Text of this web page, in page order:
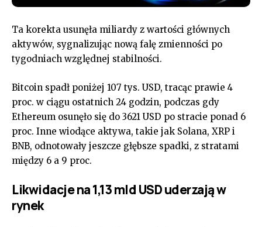
Ta korekta usunęła miliardy z wartości głównych
aktywów, sygnalizując nową falę zmienności po
tygodniach względnej stabilności.
Bitcoin spadł poniżej 107 tys. USD, tracąc prawie 4
proc. w ciągu ostatnich 24 godzin, podczas gdy
Ethereum osunęło się do 3621 USD po stracie ponad 6
proc. Inne wiodące aktywa, takie jak Solana, XRP i
BNB, odnotowały jeszcze głębsze spadki, z stratami
między 6 a 9 proc.
Likwidacje na 1,13 mld USD uderzają w
rynek